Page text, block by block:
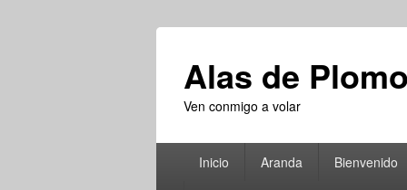
Alas de Plomo
Ven conmigo a volar
principalInicio Aranda Bienvenido